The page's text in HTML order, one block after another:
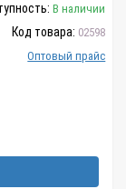
В наличии
Код товара: 02598
Оптовый прайс